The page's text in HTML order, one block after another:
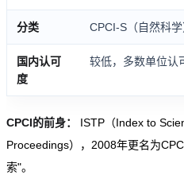
分类 CPCI-S（自然科学
国内认可
度
较低，多数单位认
CPCI的前身：
ISTP（Index to
Proceedings），2008年更名为
索"。